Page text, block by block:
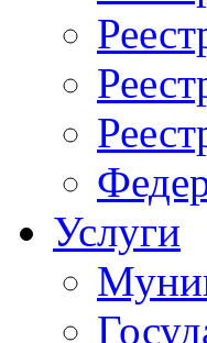
Услуги